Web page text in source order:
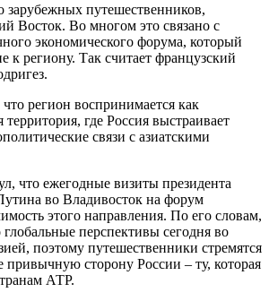
зарубежных путешественников,
Восток. Во многом это связано с
экономического форума, который
к региону. Так считает французский
что регион воспринимается как
где Россия выстраивает
связи с азиатскими
что ежегодные визиты президента
во Владивосток на форум
этого направления. По его словам,
перспективы сегодня во
поэтому путешественники стремятся
привычную сторону России – ту, которая
АТР.